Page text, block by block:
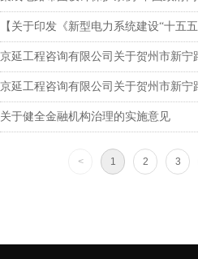
关于健全金融机构治理的实施意见
< 1 2 3